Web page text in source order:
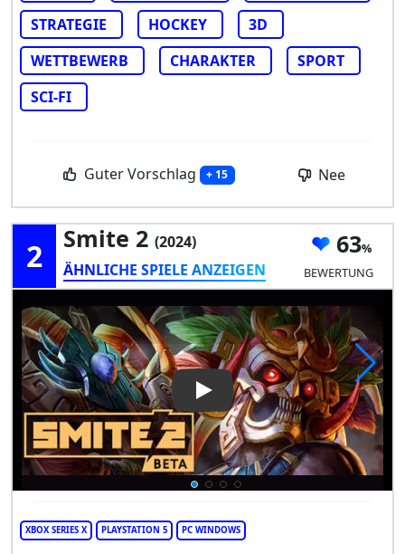
STRATEGIE
HOCKEY
3D
WETTBEWERB
CHARAKTER
SPORT
SCI-FI
Guter Vorschlag + 15 Nee
2 Smite 2 (2024)
ÄHNLICHE SPIELE ANZEIGEN
63
BEWERTUNG
Play Video: Smite 2
XBOX SERIES X PLAYSTATION 5 PC WINDOWS